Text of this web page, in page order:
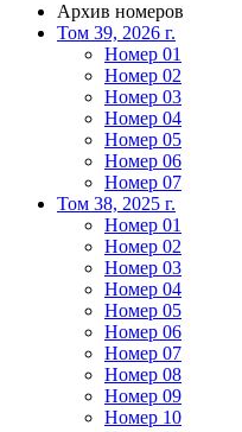
Архив номеров
Том 39, 2026 г.
Номер 01
Номер 02
Номер 03
Номер 04
Номер 05
Номер 06
Номер 07
Том 38, 2025 г.
Номер 01
Номер 02
Номер 03
Номер 04
Номер 05
Номер 06
Номер 07
Номер 08
Номер 09
Номер 10